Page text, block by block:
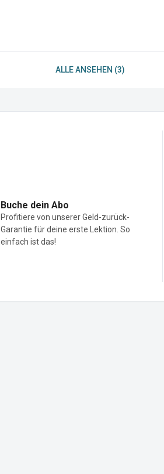
ALLE ANSEHEN (3)
Buche dein Abo
Profitiere von unserer Geld-zurück-
Garantie für deine erste Lektion. So
einfach ist das!